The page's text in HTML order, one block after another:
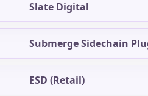
Slate Digital
Submerge Sidechain
ESD (Retail)